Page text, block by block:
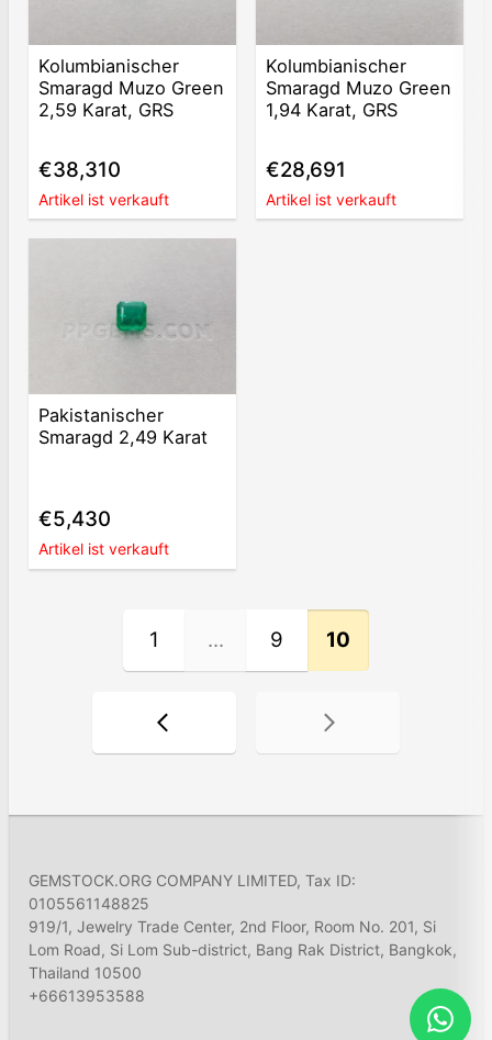
Kolumbianischer
Smaragd Muzo Green
2,59 Karat, GRS
€38,310
Artikel ist verkauft
Kolumbianischer
Smaragd Muzo Green
1,94 Karat, GRS
€28,691
Artikel ist verkauft
Pakistanischer
Smaragd 2,49 Karat
€5,430
Artikel ist verkauft
1 ... 9 10
GEMSTOCK.ORG COMPANY LIMITED, Tax ID:
0105561148825
919/1, Jewelry Trade Center, 2nd Floor, Room No. 201, Si
Lom Road, Si Lom Sub-district, Bang Rak District, Bangkok,
Thailand 10500
+66613953588